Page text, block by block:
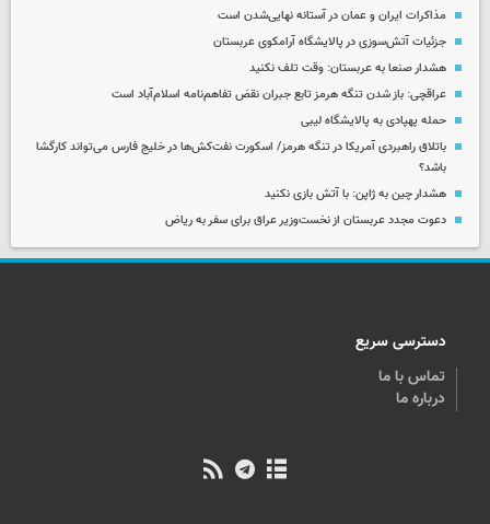
مذاکرات ایران و عمان در آستانه نهایی‌شدن است
جزئیات آتش‌سوزی در پالایشگاه آرامکوی عربستان
هشدار صنعا به عربستان: وقت تلف نکنید
عراقچی: باز شدن تنگه هرمز تابع جبران نقض تفاهم‌نامه اسلام‌آباد است
حمله پهپادی به پالایشگاه لیبی
باتلاق راهبردی آمریکا در تنگه هرمز/ اسکورت نفت‌کش‌ها در خلیج فارس می‌تواند کارگشا
باشد؟
هشدار چین به ژاپن: با آتش بازی نکنید
دعوت مجدد عربستان از نخست‌وزیر عراق برای سفر به ریاض
دسترسی سریع
تماس با ما
درباره ما